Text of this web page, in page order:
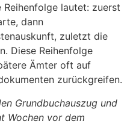
lautet: zuerst
dann
zuletzt die
Diese Reihenfolge
Ämter oft auf
zurückgreifen.
Grundbuchauszug und
Wochen vor dem